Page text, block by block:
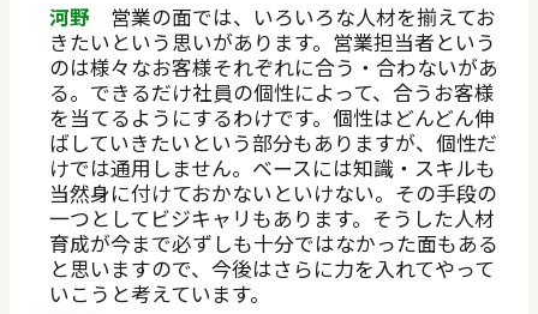
河野 営業の面では、いろいろな人材を揃えてお
きたいという思いがあります。営業担当者という
のは様々なお客様それぞれに合う・合わないがあ
る。できるだけ社員の個性によって、合うお客様
を当てるようにするわけです。個性はどんどん伸
ばしていきたいという部分もありますが、個性だ
けでは通用しません。ベースには知識・スキルも
当然身に付けておかないといけない。その手段の
一つとしてビジキャリもあります。そうした人材
育成が今まで必ずしも十分ではなかった面もある
と思いますので、今後はさらに力を入れてやって
いこうと考えています。